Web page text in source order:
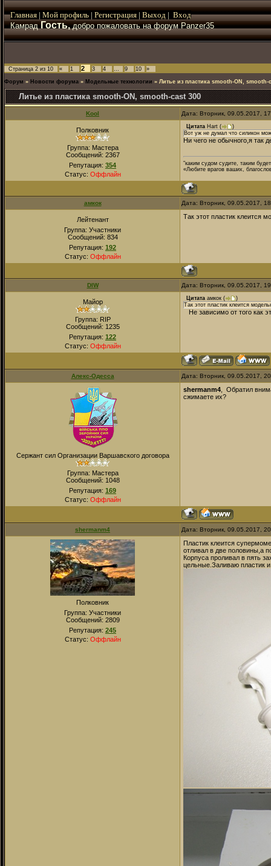
Главная | Мой профиль | Регистрация | Выход | Вход
КамрадГость,добро пожаловать на форум Panzer35
Страница 2 из 10 « 1 2 3 4 … 9 10 »
Форум » Новости форума » Модельные технологии » Литье из пластика smooth-ON, smooth-
Литье из пластика smooth-ON, smooth-cast 300
Kool Дата: Вторник, 09.05.2017,
Полковник
Группа: Мастера
Сообщений: 2367
Репутация: 354
Статус: Оффлайн
Цитата Hart (
)
Вот уж не думал что силикон
Ни чего не обычного,я так
"каким судом судите, таким
«Любите врагов ваших,
амкок Дата: Вторник, 09.05.2017,
Лейтенант
Группа: Участники
Сообщений: 834
Репутация: 192
Статус: Оффлайн
Так этот пластик клеится
DIW Дата: Вторник, 09.05.2017,
Майор
Группа: RIP
Сообщений: 1235
Репутация: 122
Статус: Оффлайн
Цитата амкок (
)
Так этот пластик клеится
Не зависимо от того как
Алекс-Одесса Дата: Вторник, 09.05.2017,
Сержант сил Организации Варшавского договора
Группа: Мастера
Сообщений: 1048
Репутация: 169
Статус: Оффлайн
shermanm4 , Обратил
сжимаете их?
shermanm4 Дата: Вторник, 09.05.2017,
Полковник
Группа: Участники
Сообщений: 2809
Репутация: 245
Статус: Оффлайн
Пластик клеится
отливал в две половины,а
Корпуса проливал в пять
цельные.Заливаю пластик